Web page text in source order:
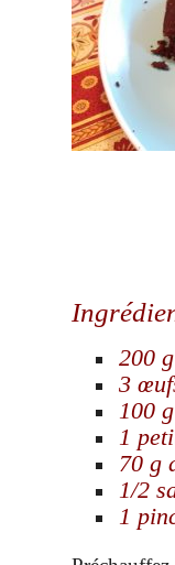
200
3
100
1
70 g
1/2
1